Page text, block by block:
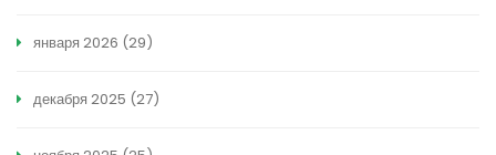
января 2026 (29)
декабря 2025 (27)